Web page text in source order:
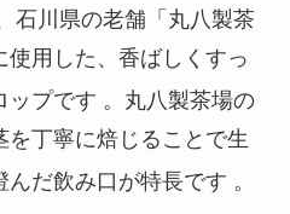
石川県の老舗「丸八製茶
用した、香ばしくすっ
ップです 。丸八製茶場の
丁寧に焙じることで生
んだ飲み口が特長です 。